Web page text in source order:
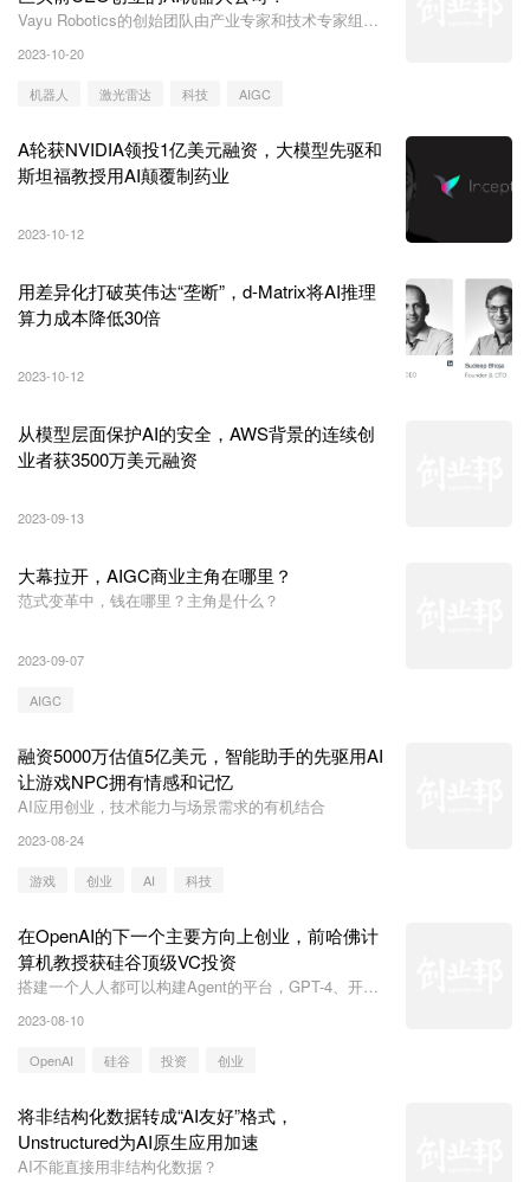
Vayu Robotics的创始团队由产业专家和技术专家组
2023-10-20
机器人 激光雷达 科技 AIGC
A轮获NVIDIA领投1亿美元融资，大模型先驱和
斯坦福教授用AI颠覆制药业
2023-10-12
用差异化打破英伟达“垄断”，d-Matrix将AI推理
算力成本降低30倍
2023-10-12
从模型层面保护AI的安全，AWS背景的连续创
业者获3500万美元融资
2023-09-13
大幕拉开，AIGC商业主角在哪里？
范式变革中，钱在哪里？主角是什么？
2023-09-07
AIGC
融资5000万估值5亿美元，智能助手的先驱用AI
让游戏NPC拥有情感和记忆
AI应用创业，技术能力与场景需求的有机结合
2023-08-24
游戏 创业 AI 科技
在OpenAI的下一个主要方向上创业，前哈佛计
算机教授获硅谷顶级VC投资
搭建一个人人都可以构建Agent的平台，GPT-4、开源
2023-08-10
OpenAI 硅谷 投资 创业
将非结构化数据转成“AI友好”格式，
Unstructured为AI原生应用加速
AI不能直接用非结构化数据？